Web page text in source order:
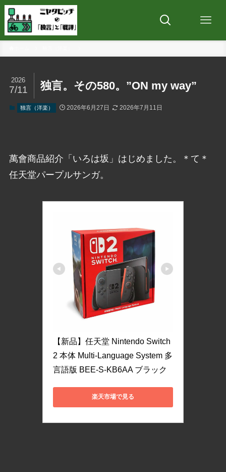
独言。その580。”ON my way”
2026
7/11
独言（洋楽） 2026年6月27日 2026年7月11日
萬會商品紹介「いろは坂」はじめました。＊て＊
任天堂パープルサンガ。
【新品】任天堂 Nintendo Switch
2 本体 Multi-Language System 多
言語版 BEE-S-KB6AA ブラック
楽天市場で見る